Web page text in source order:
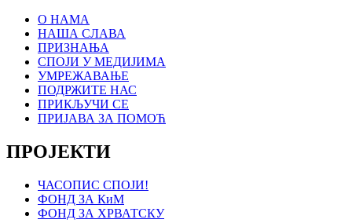
О НАМА
НАША СЛАВА
ПРИЗНАЊА
СПОЈИ У МЕДИЈИМА
УМРЕЖАВАЊЕ
ПОДРЖИТЕ НАС
ПРИКЉУЧИ СЕ
ПРИЈАВА ЗА ПОМОЋ
ПРОЈЕКТИ
ЧАСОПИС СПОЈИ!
ФОНД ЗА КиМ
ФОНД ЗА ХРВАТСКУ